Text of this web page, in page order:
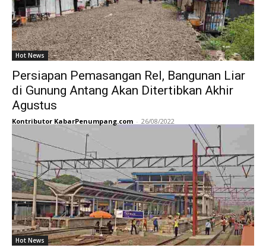
Hot News
Persiapan Pemasangan Rel, Bangunan Liar
di Gunung Antang Akan Ditertibkan Akhir
Agustus
Kontributor KabarPenumpang.com - 26/08/2022
Hot News